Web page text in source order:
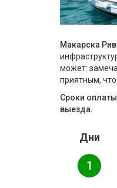
Макарска
может:
приятным,
Сроки
выезда.
Дни
1